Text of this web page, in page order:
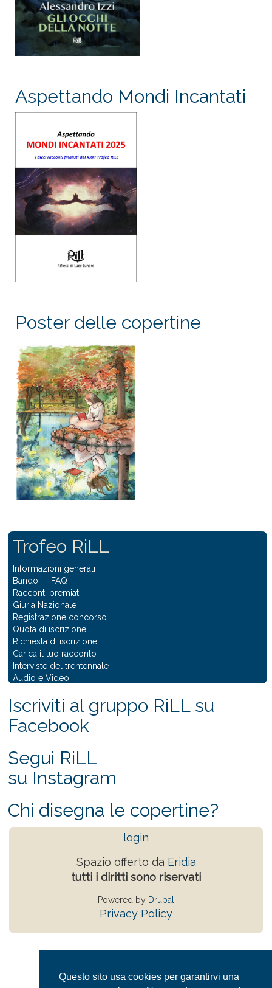
Questo sito usa cookies per garantirvi una
Aspettando Mondi Incantati
Poster delle copertine
Trofeo RiLL
Informazioni generali
Bando — FAQ
Racconti premiati
Giuria Nazionale
Registrazione concorso
Quota di iscrizione
Richiesta di iscrizione
Carica il tuo racconto
Interviste del trentennale
Audio e Video
Iscriviti al gruppo RiLL su
Facebook
Segui RiLL
su Instagram
Chi disegna le copertine?
login
Spazio offerto da Eridia
tutti i diritti sono riservati
Powered by Drupal
Privacy Policy